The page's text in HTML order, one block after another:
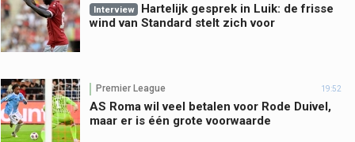
Interview
Hartelijk gesprek in Luik: de frisse
wind van Standard stelt zich voor
Premier League 19:52
AS Roma wil veel betalen voor Rode Duivel,
maar er is één grote voorwaarde